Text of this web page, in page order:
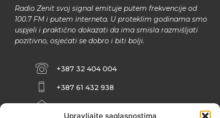
Upravljajte saglasnostima
Radio Zenit svoj signal emituje putem frekvencije od
100.7 FM i putem interneta. U proteklim godinama smo
uspjeli i praktično dokazati da ima smisla razmišljati
pozitivno, osjećati se dobro i biti bolji.
+387 32 404 004
+387 61 432 938
INFO@ZENIT.BA